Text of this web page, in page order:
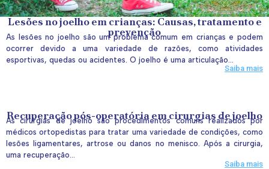
Lesões no joelho em crianças: Causas, tratamento e
prevenção
As lesões no joelho são um problema comum em crianças e podem
ocorrer devido a uma variedade de razões, como atividades
esportivas, quedas ou acidentes. O joelho é uma articulação...
Saiba mais
Recuperação pós-operatória em cirurgias de joelho
As cirurgias de joelho são procedimentos comuns realizados por
médicos ortopedistas para tratar uma variedade de condições, como
lesões ligamentares, artrose ou danos no menisco. Após a cirurgia,
uma recuperação...
Saiba mais